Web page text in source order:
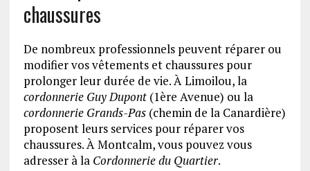
chaussures
De nombreux professionnels peuvent réparer ou
modifier vos vêtements et chaussures pour
prolonger leur durée de vie. À Limoilou, la
cordonnerie Guy Dupont(1ère Avenue) ou la
cordonnerie Grands-Pas(chemin de la Canardière)
proposent leurs services pour réparer vos
chaussures. À Montcalm, vous pouvez vous
adresser à la Cordonnerie du Quartier.